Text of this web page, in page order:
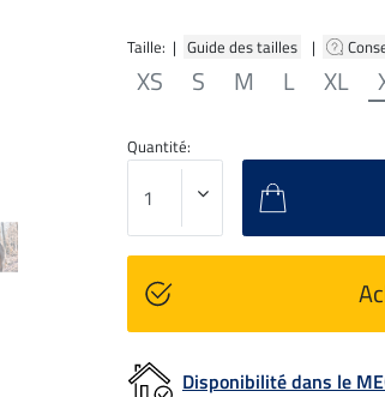
Taille: | Guide des tailles |
XS S M L XL
Quantité:
Disponibilité dans le